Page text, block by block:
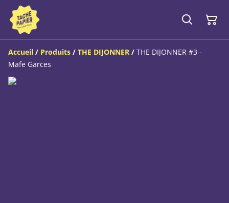
Accueil / Produits / THE DIJONNER / THE DIJONNER #3 -
Mafe Garces